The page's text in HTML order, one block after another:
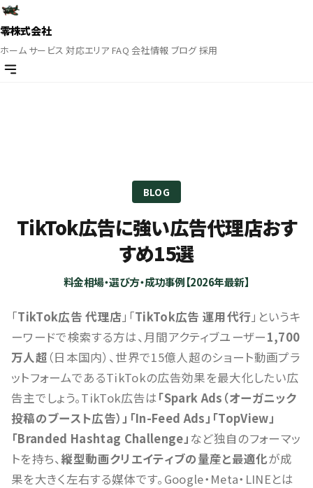
零株式会社
ホーム サービス 対応エリア FAQ 会社情報 ブログ 採用
BLOG
TikTok広告に強い広告代理店おす
すめ15選
料金相場・選び方・成功事例【2026年最新】
「TikTok広告 代理店」「TikTok広告 運用代行」というキ
ーワードで検索する方は、月間アクティブユーザー1,700
万人超 （日本国内）、世界で15億人超のショート動画プラ
ットフォームであるTikTokの広告効果を最大化したい広
告主でしょう。TikTok広告は「Spark Ads（オーガニック
投稿のブースト広告）」「In-Feed Ads」「TopView」
「Branded Hashtag Challenge」 など独自のフォーマッ
トを持ち、縦型動画クリエイティブの量産と最適化が成
果を大きく左右する媒体です。Google・Meta・LINEとは